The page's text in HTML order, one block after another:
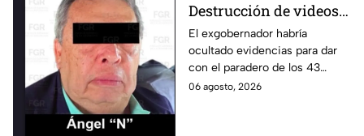
Destrucción de videos
clave y amenazas a
testigos por parte de
exgobernador Ángel
Aguirre: FGR
El exgobernador habría
ocultado evidencias para dar
con el paradero de los 43
estudiantes desaparecidos de
06 agosto, 2026